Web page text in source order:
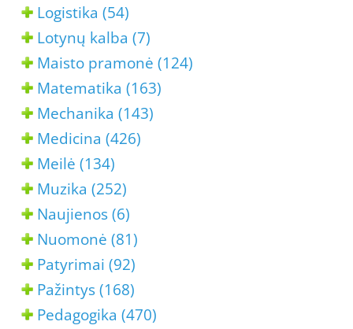
Logistika (54)
Lotynų kalba (7)
Maisto pramonė (124)
Matematika (163)
Mechanika (143)
Medicina (426)
Meilė (134)
Muzika (252)
Naujienos (6)
Nuomonė (81)
Patyrimai (92)
Pažintys (168)
Pedagogika (470)